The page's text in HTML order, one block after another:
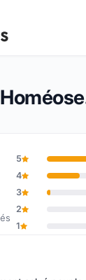
sur 10
5
4
3
2
1